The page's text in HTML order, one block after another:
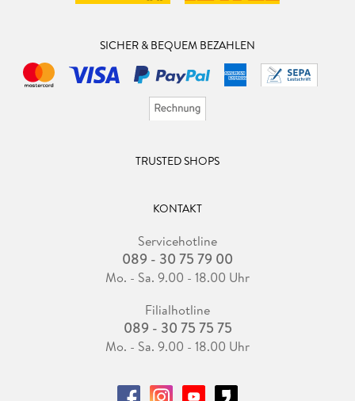
SICHER & BEQUEM BEZAHLEN
TRUSTED SHOPS
KONTAKT
Servicehotline
089 - 30 75 79 00
Mo. - Sa. 9.00 - 18.00 Uhr
Filialhotline
089 - 30 75 75 75
Mo. - Sa. 9.00 - 18.00 Uhr